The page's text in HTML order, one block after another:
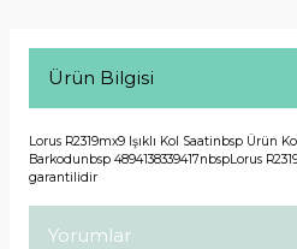
Ürün Bilgisi
Lorus R2319mx9 Işıklı Kol Saatinbsp Ürün
Barkodunbsp 4894138339417nbspLorus
garantilidir
Yorumlar